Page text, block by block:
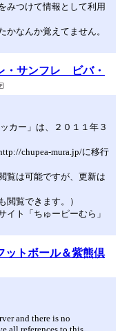
みつけて情報として利用
かなんか覚えてません。
・サンフレ ビバ・
カー」は、２０１１年３
chupea-mura.jp/に移行
覧は可能ですが、更新は
閲覧できます。）
イト「ちゅーピーむら」
ットボール＆紫熊倶
and there is no